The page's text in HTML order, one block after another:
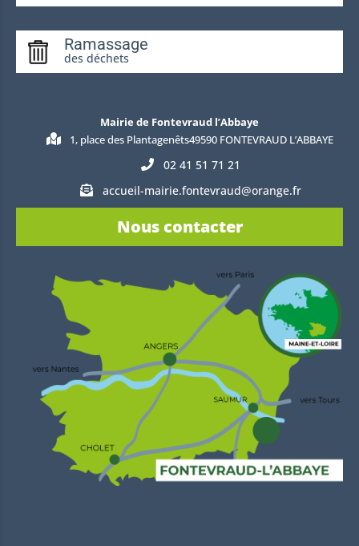
Ramassage
des déchets
Mairie de Fontevraud l’Abbaye
1, place des Plantagenêts49590 FONTEVRAUD L’ABBAYE
02 41 51 71 21
accueil-mairie.fontevraud@orange.fr
Nous contacter